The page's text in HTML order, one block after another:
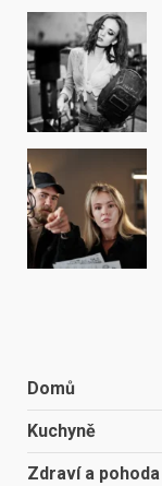
Domů
Kuchyně
Zdraví a pohoda